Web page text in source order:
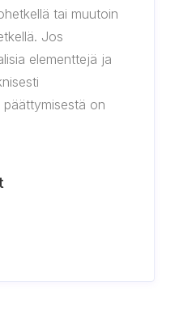
tai muutoin
Jos
elementtejä ja
on